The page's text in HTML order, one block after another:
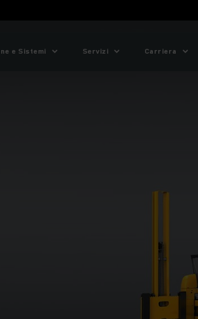
e Sistemi Servizi Carriera